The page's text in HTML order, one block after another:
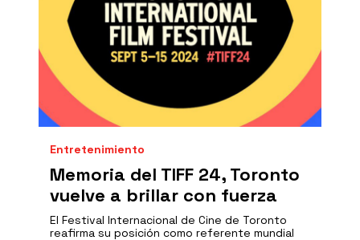
Entretenimiento
Memoria del TIFF 24, Toronto
vuelve a brillar con fuerza
El Festival Internacional de Cine de Toronto
reafirma su posición como referente mundial